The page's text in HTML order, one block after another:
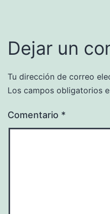
Dejar un
Tu dirección de correo
Los campos obligatorios
Comentario *